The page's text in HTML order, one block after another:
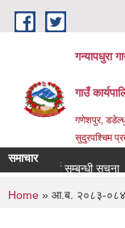
Skip to main content
गन्यापधुरा
गाउँ
गणेशपुर,
सुदुरपश्चिम
समाचार
पदपुर्ति सम्बन्धी सुचना ।
You are
Home » आ.ब. २०८३-०८४